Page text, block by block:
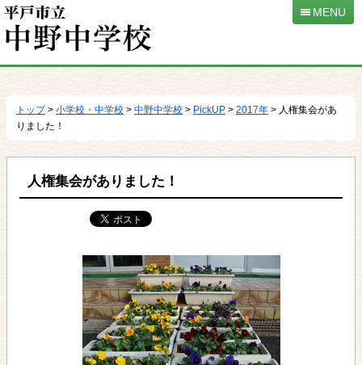
動
MENU
トップ> 小学校・中学校 > 中野中学校 > PickUP > 2017年 > 人権集会があ
りました！
人権集会がありました！